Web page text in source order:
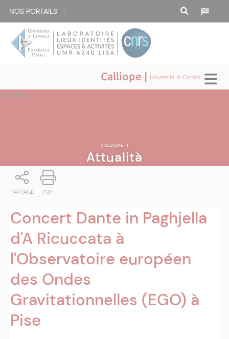
NOS PORTAILS :
Calliope | Università di Corsica
Attualità
CALLIOPE |
Attualità
PARTAGE PDF
Concert Dante in Paghjella
d'A Ricuccata à
l'Observatoire européen
des Ondes
Gravitationnelles (EGO) à
Pise